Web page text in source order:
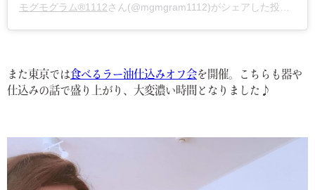
モグモグラム®️1112さん(@mgmgram1112)がシェアした投稿 –
また東京では食べるラー油仕込みオフ会を開催。こちらも器や
仕込みの話で盛り上がり、大変濃い時間となりました♪